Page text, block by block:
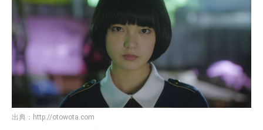
出典： http://otowota.com